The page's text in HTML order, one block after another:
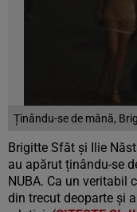
Ținându-se de mână,
Brigitte Sfăt și Ilie
au apărut ținându-se
NUBA. Ca un veritabil
din trecut deoparte și